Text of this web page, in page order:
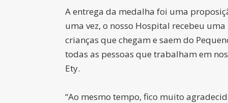
A entrega da medalha foi uma
uma vez, o nosso Hospital recebeu
crianças que chegam e saem do
todas as pessoas que trabalham em
Ety.
“Ao mesmo tempo, fico muito